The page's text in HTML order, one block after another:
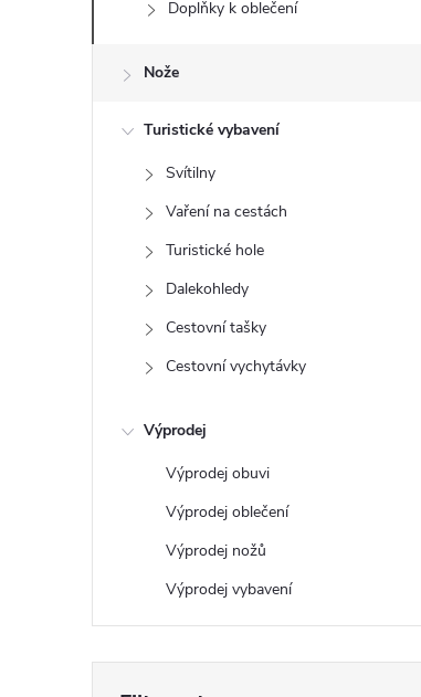
Doplňky k oblečení
Nože
Turistické vybavení
Svítilny
Vaření na cestách
Turistické hole
Dalekohledy
Cestovní tašky
Cestovní vychytávky
Výprodej
Výprodej obuvi
Výprodej oblečení
Výprodej nožů
Výprodej vybavení